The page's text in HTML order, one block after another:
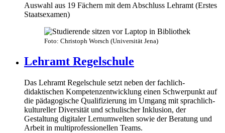
Auswahl aus 19 Fächern mit dem Abschluss Lehramt (Erstes
Staatsexamen)
Foto: Christoph Worsch (Universität Jena)
Lehramt Regelschule
Das Lehramt Regelschule setzt neben der fachlich-
didaktischen Kompetenzentwicklung einen Schwerpunkt auf
die pädagogische Qualifizierung im Umgang mit sprachlich-
kultureller Diversität und schulischer Inklusion, der
Gestaltung digitaler Lernumwelten sowie der Beratung und
Arbeit in multiprofessionellen Teams.